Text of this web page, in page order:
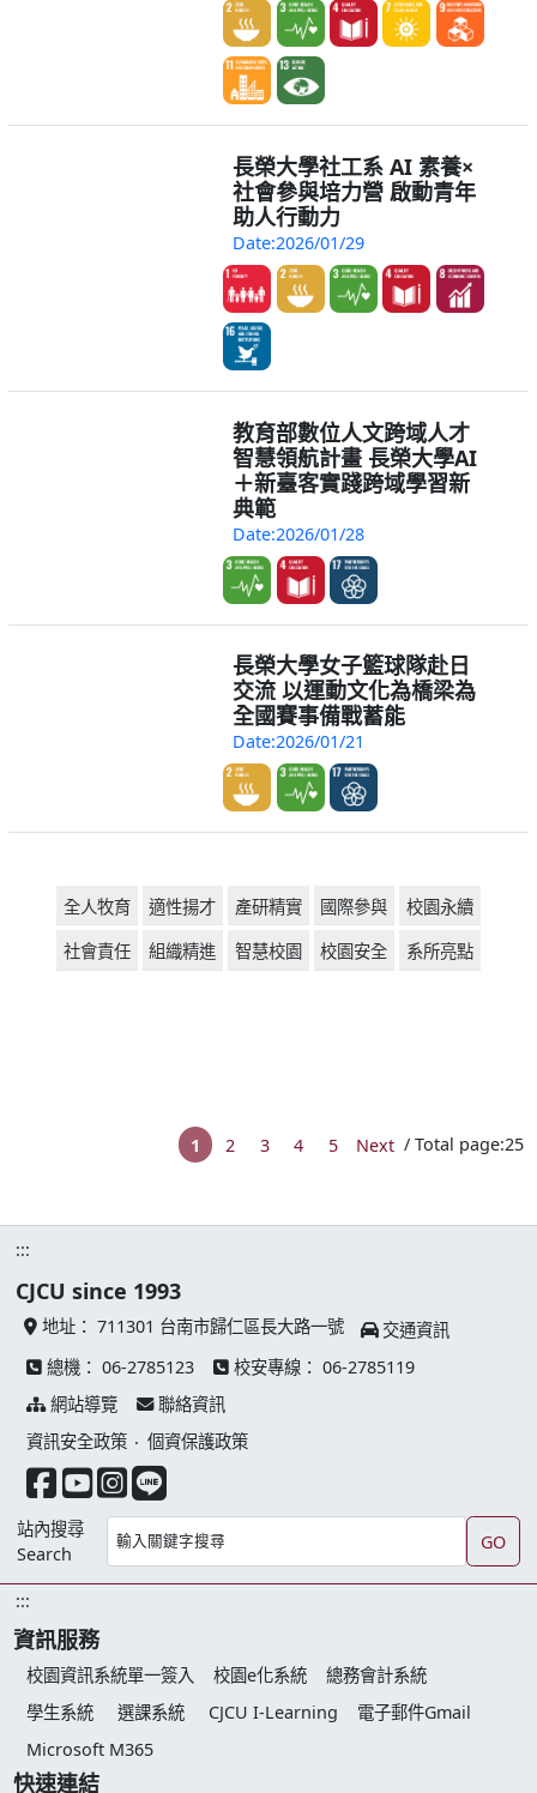
長榮大學社工系 AI 素養×
社會參與培力營 啟動青年
助人行動力
Date:2026/01/29
教育部數位人文跨域人才
智慧領航計畫 長榮大學AI
＋新臺客實踐跨域學習新
典範
Date:2026/01/28
長榮大學女子籃球隊赴日
交流 以運動文化為橋梁為
全國賽事備戰蓄能
Date:2026/01/21
全人牧育 適性揚才 產研精實 國際參與
校園永續
社會責任
組織精進 智慧校園 校園安全 系所亮點
1 2 3 4 5 Next / Total page:25
:::
CJCU since 1993
地址： 711301 台南市歸仁區長大路一號
交通資訊
總機： 06-2785123 校安專線： 06-2785119
網站導覽
聯絡資訊
資訊安全政策 ‧ 個資保護政策
facebook 連結
youtube 連結
instagram 連結
line 連結
站內搜尋
Search
GO
:::
資訊服務
校園資訊系統單一簽入 校園e化系統
總務會計系統
學生系統
選課系統 CJCU I-Learning
電子郵件Gmail
Microsoft M365
快速連結